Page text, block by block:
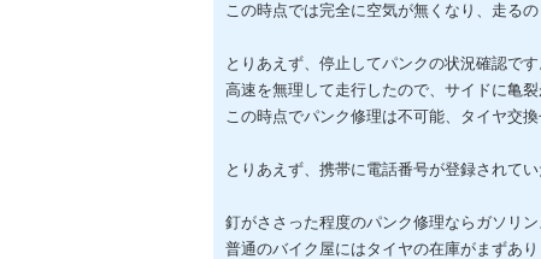
この時点では完全に空気が無くなり、走るの
とりあえず、停止してパンクの状況確認です
高速を無理して走行したので、サイドに亀裂
この時点でパンク修理は不可能、タイヤ交換
とりあえず、携帯に電話番号が登録されて
釘がささった程度のパンク修理ならガソリ
普通のバイク屋にはタイヤの在庫がまずあ